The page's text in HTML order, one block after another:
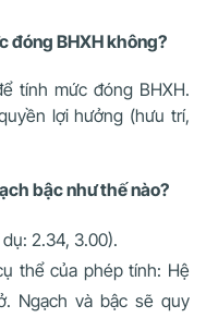
đóng BHXH không?
tính mức đóng BHXH.
lợi hưởng (hưu trí,
bậc như thế nào?
2.34, 3.00).
thể của phép tính: Hệ
Ngạch và bậc sẽ quy